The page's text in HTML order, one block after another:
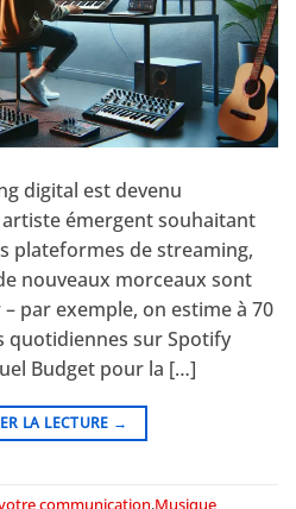
digital est devenu
émergent souhaitant
plateformes de streaming,
nouveaux morceaux sont
par exemple, on estime à 70
quotidiennes sur Spotify
Budget pour la […]
LA LECTURE →